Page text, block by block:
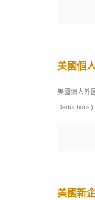
美國個
美國個人外
美國新